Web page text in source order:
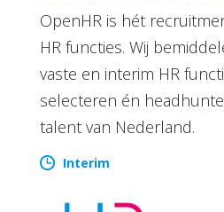
OpenHR is hét
HR functies. Wij
vaste en interim HR
selecteren én
talent van Nederland.
Interim